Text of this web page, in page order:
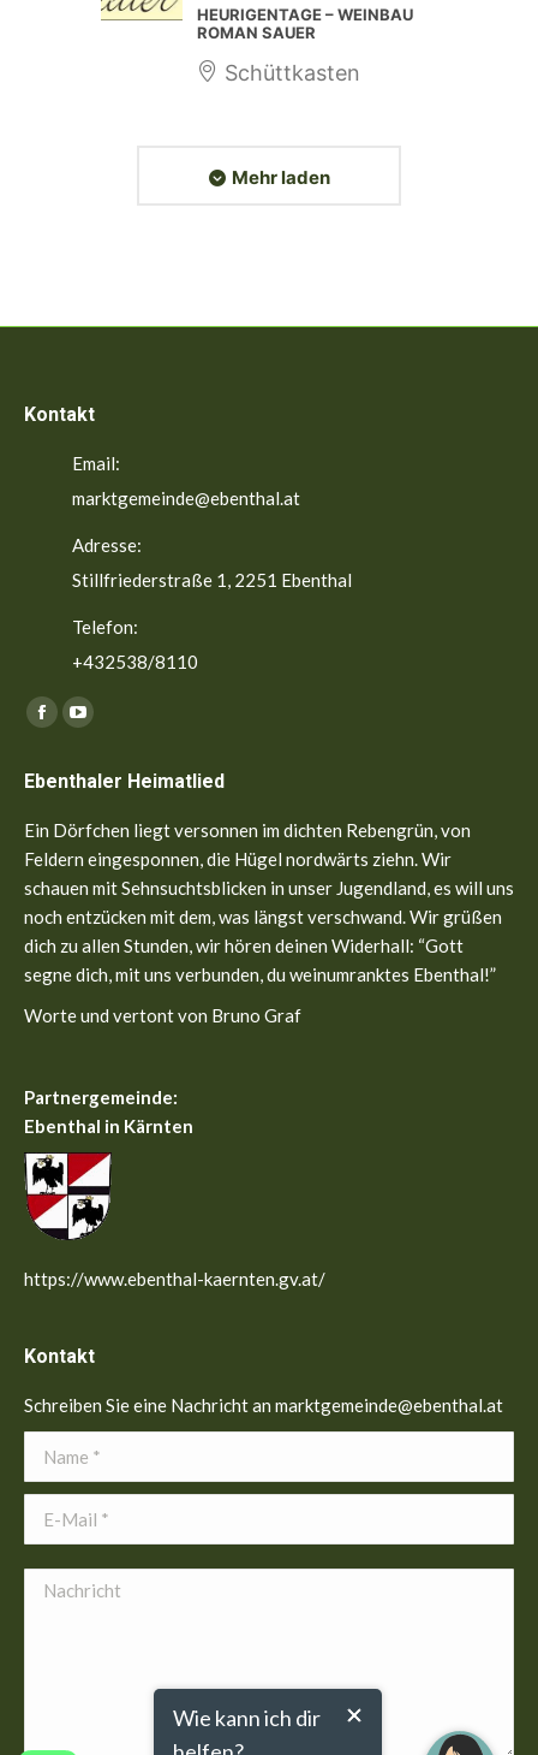
HEURIGENTAGE – WEINBAU
ROMAN SAUER
Schüttkasten
Mehr laden
Kontakt
Email:
marktgemeinde@ebenthal.at
Adresse:
Stillfriederstraße 1, 2251 Ebenthal
Telefon:
+432538/8110
Finden Sie uns auf:
Facebook
opens
in
new
window
YouTube
opens
in
new
window
Ebenthaler Heimatlied
Ein Dörfchen liegt versonnen im dichten Rebengrün, von
Feldern eingesponnen, die Hügel nordwärts ziehn. Wir
schauen mit Sehnsuchtsblicken in unser Jugendland, es will uns
noch entzücken mit dem, was längst verschwand. Wir grüßen
dich zu allen Stunden, wir hören deinen Widerhall: “Gott
segne dich, mit uns verbunden, du weinumranktes Ebenthal!”
Worte und vertont von Bruno Graf
Partnergemeinde:
Ebenthal in Kärnten
https://www.ebenthal-kaernten.gv.at/
Kontakt
Schreiben Sie eine Nachricht an marktgemeinde@ebenthal.at
Name *
E-Mail *
Nachricht
Wie kann ich dir